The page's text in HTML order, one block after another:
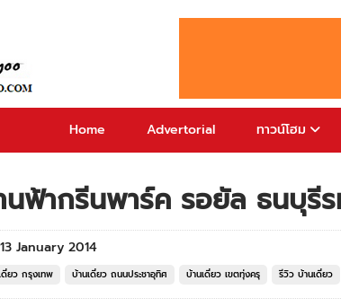
Home Advertorial ทาวน์โฮม
นฟ้ากรีนพาร์ค รอยัล ธนบุรี
January 2014
ดี่ยว กรุงเทพ บ้านเดี่ยว ถนนประชาอุทิศ บ้านเดี่ยว เขตทุ่งครุ รีวิว บ้านเดี่ยว